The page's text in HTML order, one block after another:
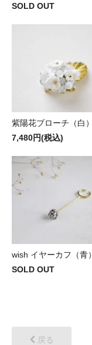
SOLD OUT
紫陽花ブローチ（白）
7,480円(税込)
wish イヤーカフ（青）
SOLD OUT
戻る